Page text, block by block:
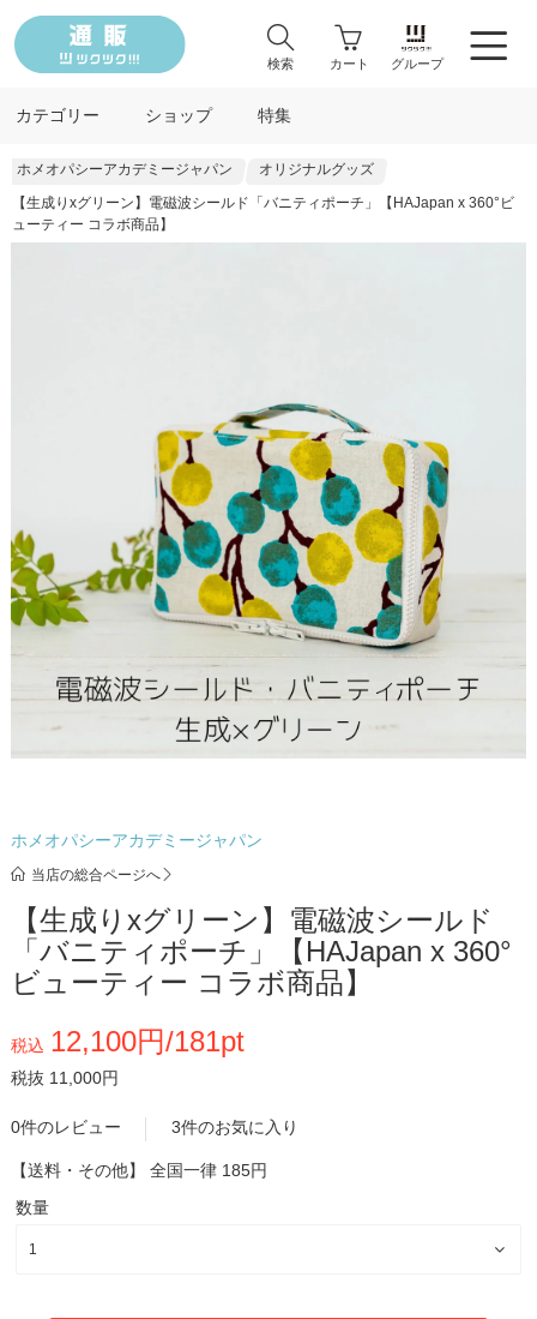
検索 カート グループ
カテゴリー ショップ 特集
ホメオパシーアカデミージャパン
オリジナルグッズ
【生成りxグリーン】電磁波シールド「バニティポーチ」【HAJapan x 360°ビ
ューティー コラボ商品】
ホメオパシーアカデミージャパン
当店の総合ページへ
【生成りxグリーン】電磁波シールド
「バニティポーチ」【HAJapan x 360°
ビューティー コラボ商品】
税込 12,100円/181pt
税抜 11,000円
0件のレビュー 3件のお気に入り
【送料・その他】 全国一律 185円
数量